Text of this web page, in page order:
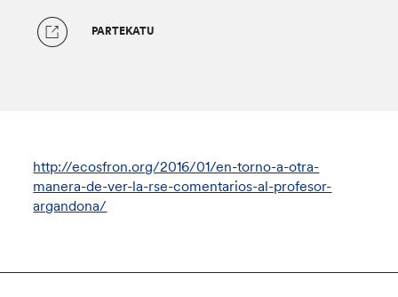
PARTEKATU
http://ecosfron.org/2016/01/en-torno-a-otra-
manera-de-ver-la-rse-comentarios-al-profesor-
argandona/